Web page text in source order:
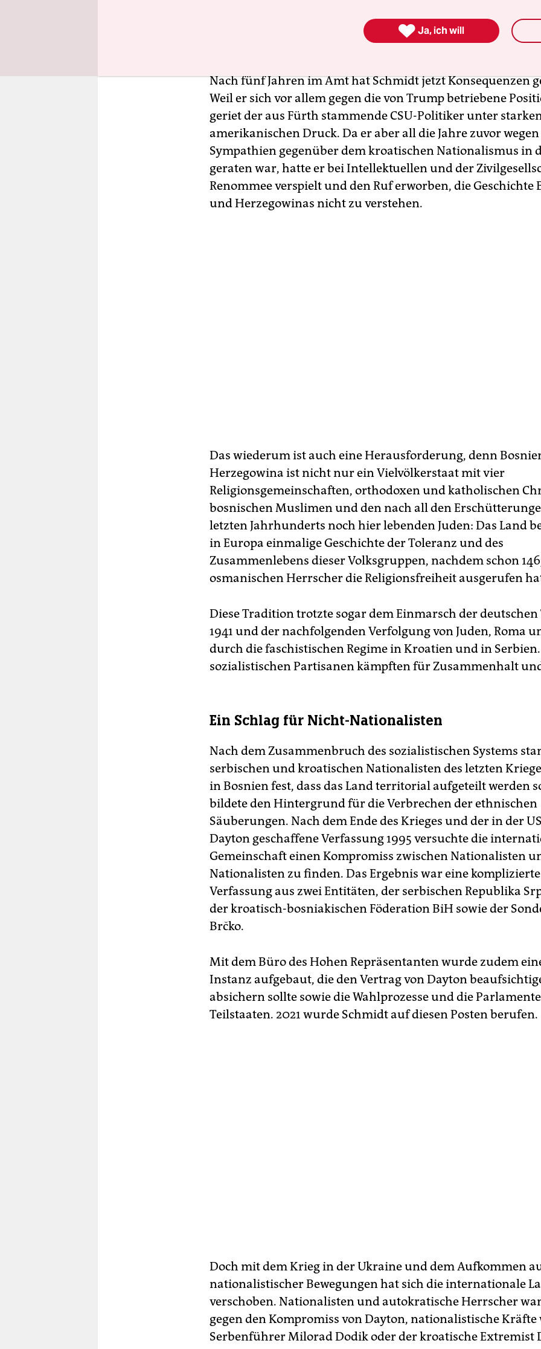
sondern den nationalistischen Kräften freie Hand dafür
das Land unter sich territorial aufzuteilen.
Nach fünf Jahren im Amt hat Schmidt jetzt Konsequenzen
Weil er sich vor allem gegen die von Trump betriebene
geriet der aus Fürth stammende CSU-Politiker unter
amerikanischen Druck. Da er aber all die Jahre zuvor
Sympathien gegenüber dem kroatischen Nationalismus in
geraten war, hatte er bei Intellektuellen und der
Renommee verspielt und den Ruf erworben, die Geschichte
und Herzegowinas nicht zu verstehen.
Das wiederum ist auch eine Herausforderung, denn
Herzegowina ist nicht nur ein Vielvölkerstaat mit vier
Religionsgemeinschaften, orthodoxen und katholischen
bosnischen Muslimen und den nach all den
letzten Jahrhunderts noch hier lebenden Juden: Das Land
in Europa einmalige Geschichte der Toleranz und des
Zusammenlebens dieser Volksgruppen, nachdem schon
osmanischen Herrscher die Religionsfreiheit ausgerufen
Diese Tradition trotzte sogar dem Einmarsch der
1941 und der nachfolgenden Verfolgung von Juden, Roma
durch die faschistischen Regime in Kroatien und in
sozialistischen Partisanen kämpften für Zusammenhalt
Ein Schlag für Nicht-Nationalisten
Nach dem Zusammenbruch des sozialistischen Systems
serbischen und kroatischen Nationalisten des letzten
in Bosnien fest, dass das Land territorial aufgeteilt werden
bildete den Hintergrund für die Verbrechen der ethnischen
Säuberungen. Nach dem Ende des Krieges und der in der
Dayton geschaffene Verfassung 1995 versuchte die
Gemeinschaft einen Kompromiss zwischen Nationalisten
Nationalisten zu finden. Das Ergebnis war eine komplizierte
Verfassung aus zwei Entitäten, der serbischen Republika
der kroatisch-bosniakischen Föderation BiH sowie der
Brčko.
Mit dem Büro des Hohen Repräsentanten wurde zudem
Instanz aufgebaut, die den Vertrag von Dayton
absichern sollte sowie die Wahlprozesse und die
Teilstaaten. 2021 wurde Schmidt auf diesen Posten berufen.
Doch mit dem Krieg in der Ukraine und dem Aufkommen
nationalistischer Bewegungen hat sich die internationale
verschoben. Nationalisten und autokratische Herrscher
gegen den Kompromiss von Dayton, nationalistische Kräfte
Serbenführer Milorad Dodik oder der kroatische Extremist
 Ja, ich will